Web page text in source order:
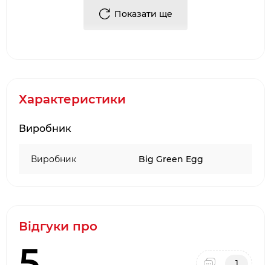
приблизно на 10 см). Це робить більш
зручним перевертання лопаткою або
гриля Big Green Egg XL 121196 від виробника в
барбекю. Або, замовити Кошик для керамічного
через інтернет-магазинbbq24.com.ua
·
Багаторічний досвід роботи у сфері
продажу
і барбекю
Показати ще
Характеристики
Виробник
Виробник Big Green Egg
Відгуки про